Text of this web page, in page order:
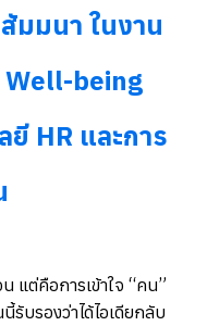
มมนา ในงาน
Well-being
ยี HR และการ
น แต่คือการเข้าใจ “คน”
รับรองว่าได้ไอเดียกลับ